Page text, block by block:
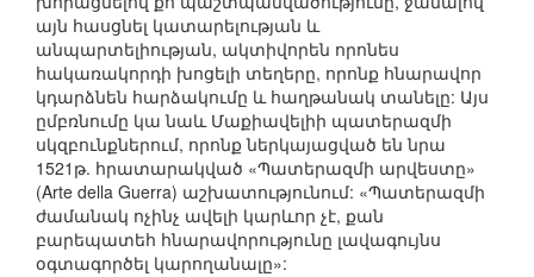
այն հասցնել կատարելության և
անպարտելիության, ակտիվորեն որոնես
հակառակորդի խոցելի տեղերը, որոնք հնարավոր
կդարձնեն հարձակումը և հաղթանակ տանելը: Այս
ըմբռնումը կա նաև Մաքիավելիի պատերազմի
սկզբունքներում, որոնք ներկայացված են նրա
1521թ. հրատարակված «Պատերազմի արվեստը»
(Arte della Guerra) աշխատությունում: «Պատերազմի
ժամանակ ոչինչ ավելի կարևոր չէ, քան
բարեպատեհ հնարավորությունը լավագույնս
օգտագործել կարողանալը»: